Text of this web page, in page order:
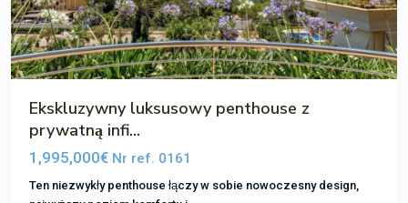
Ekskluzywny luksusowy penthouse z
prywatną infi...
1,995,000€ Nr ref. 0161
Ten niezwykły penthouse łączy w sobie nowoczesny design,